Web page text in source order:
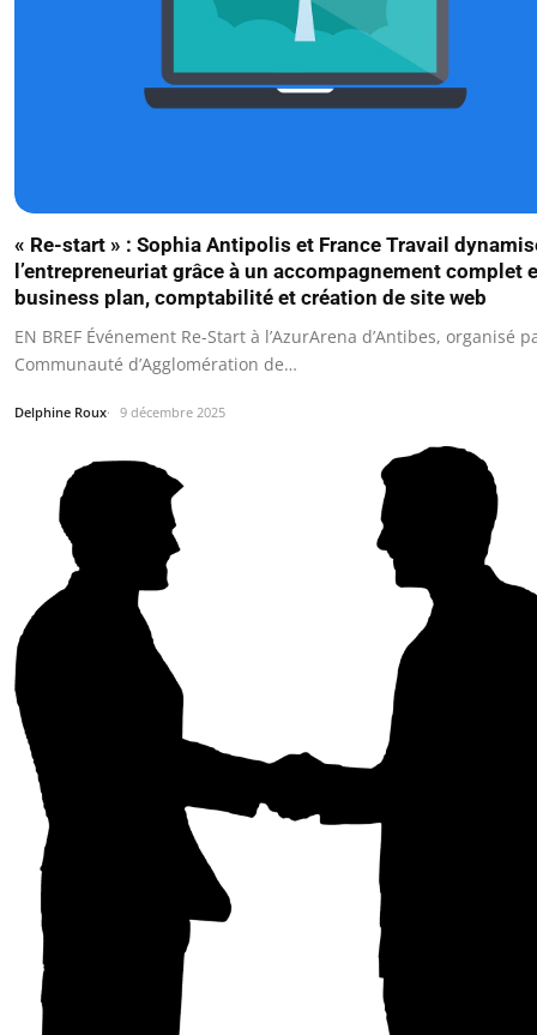
« Re-start » : Sophia Antipolis et France Travail
l’entrepreneuriat grâce à un accompagnement complet
business plan, comptabilité et création de site web
EN BREF Événement Re-Start à l’AzurArena d’Antibes, organisé
Communauté d’Agglomération de…
Delphine Roux 9 décembre 2025